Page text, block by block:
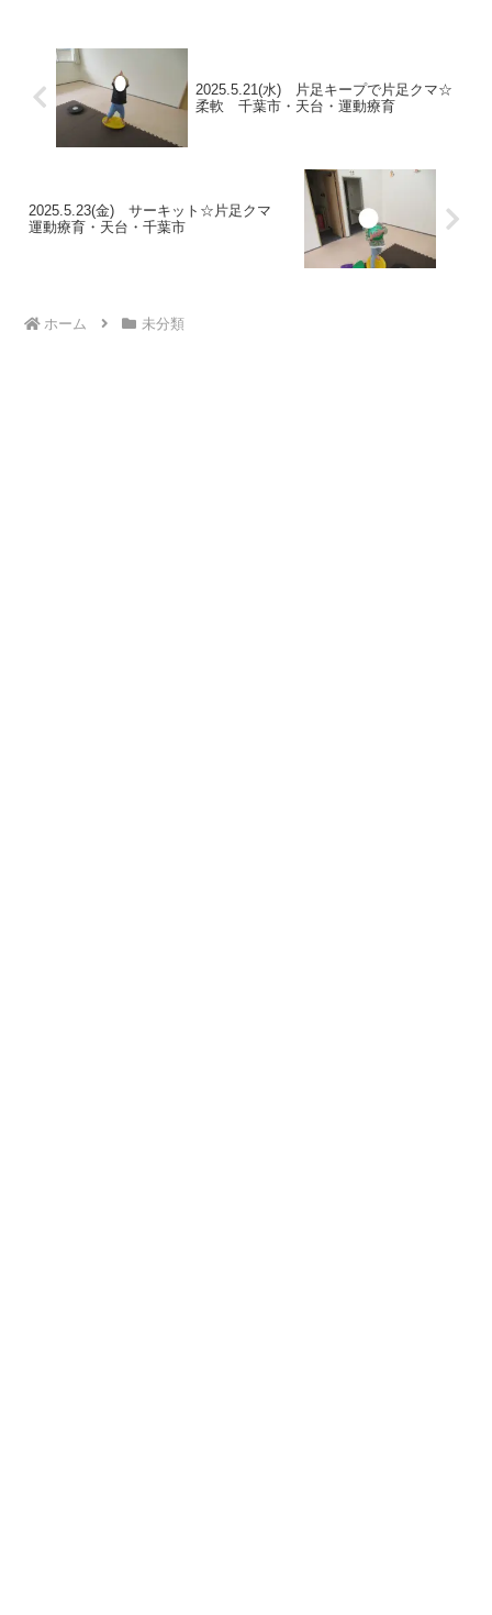
2025.5.21(水) 片足キープで片足クマ☆
柔軟 千葉市・天台・運動療育
2025.5.23(金) サーキット☆片足クマ
運動療育・天台・千葉市
ホーム 未分類